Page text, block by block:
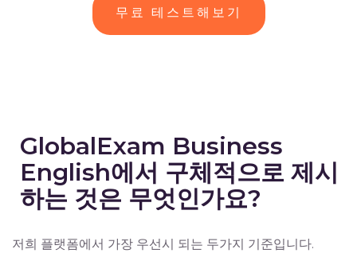
무료 테스트해보기
GlobalExam Business
English에서 구체적으로 제시
하는 것은 무엇인가요?
저희 플랫폼에서 가장 우선시 되는 두가지 기준입니다.